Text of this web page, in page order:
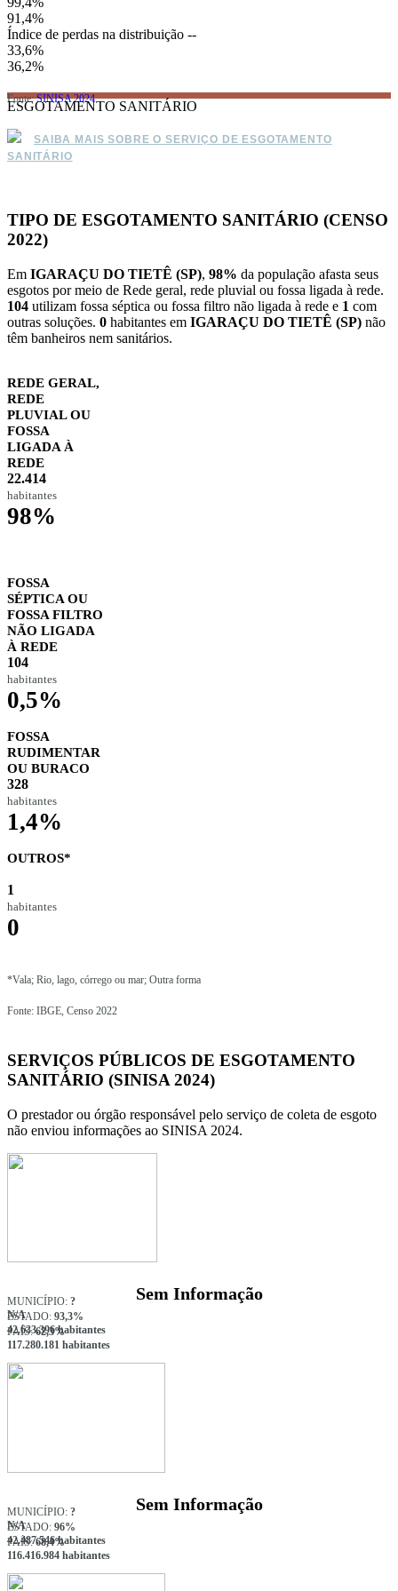
91,4%
Índice de perdas na distribuição --
33,6%
36,2%
Fonte:SINISA 2024
ESGOTAMENTO SANITÁRIO
SAIBA MAIS SOBRE O SERVIÇO DE ESGOTAMENTO
SANITÁRIO
TIPO DE ESGOTAMENTO SANITÁRIO (CENSO
2022)
Em IGARAÇU DO TIETÊ (SP), 98% da população afasta seus
esgotos por meio de Rede geral, rede pluvial ou fossa ligada à rede.
104 utilizam fossa séptica ou fossa filtro não ligada à rede e 1 com
outras soluções. 0 habitantes em IGARAÇU DO TIETÊ (SP) não
têm banheiros nem sanitários.
REDE GERAL,
REDE
PLUVIAL OU
FOSSA
LIGADA À
REDE
22.414
habitantes
98%
FOSSA
SÉPTICA OU
FOSSA FILTRO
NÃO LIGADA
À REDE
104
habitantes
0,5%
FOSSA
RUDIMENTAR
OU BURACO
328
habitantes
1,4%
OUTROS*
1
habitantes
0
*Vala; Rio, lago, córrego ou mar; Outra forma
Fonte: IBGE, Censo 2022
SERVIÇOS PÚBLICOS DE ESGOTAMENTO
SANITÁRIO (SINISA 2024)
O prestador ou órgão responsável pelo serviço de coleta de esgoto
não enviou informações ao SINISA 2024.
Sem Informação
MUNICÍPIO: ?
N/A
ESTADO: 93,3%
42.633.396 habitantes
PAÍS:62,3%
117.280.181 habitantes
Sem Informação
MUNICÍPIO: ?
N/A
ESTADO: 96%
42.487.546 habitantes
PAÍS:68,4%
116.416.984 habitantes